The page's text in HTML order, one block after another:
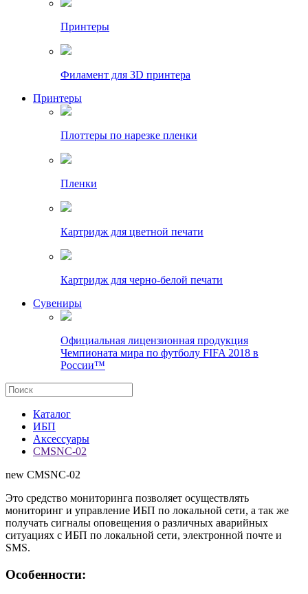
Принтеры
Филамент для 3D принтера
Принтеры
Плоттеры по нарезке пленки
Пленки
Картридж для цветной печати
Картридж для черно-белой печати
Сувениры
Официальная лицензионная продукция
Чемпионата мира по футболу FIFA 2018 в
России™
Каталог
ИБП
Аксессуары
CMSNC-02
new CMSNC-02
Это средство мониторинга позволяет осуществлять
мониторинг и управление ИБП по локальной сети, а так же
получать сигналы оповещения о различных аварийных
ситуациях с ИБП по локальной сети, электронной почте и
SMS.
Особенности: